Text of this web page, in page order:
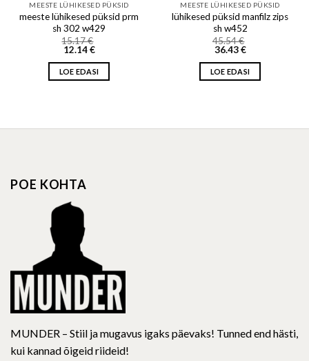
MEESTE LÜHIKESED PÜKSID
meeste lühikesed püksid prm
sh 302 w429
15.17€
12.14€
LOE EDASI
MEESTE LÜHIKESED PÜKSID
lühikesed püksid manfilz zips
sh w452
45.54€
36.43€
LOE EDASI
POE KOHTA
MUNDER – Stiil ja mugavus igaks päevaks! Tunned end hästi,
kui kannad õigeid riideid!